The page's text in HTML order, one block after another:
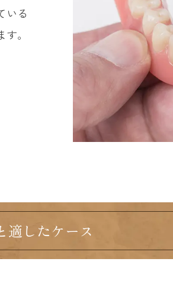
いる
。
適したケース